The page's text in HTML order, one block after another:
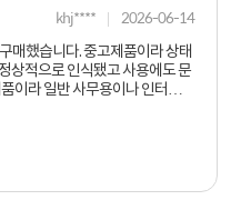
khj**** 2026-06-14
매했습니다. 중고제품이라 상태
상적으로 인식됐고 사용에도 문